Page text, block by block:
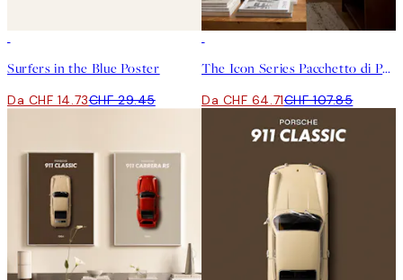
Surfers in the Blue Poster
Da CHF 14.73CHF 29.45
The Icon Series Pacchetto di Poster
Da CHF 64.71CHF 107.85